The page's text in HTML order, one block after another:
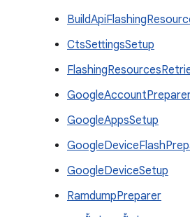
CtsSettingsSetup
GoogleAppsSetup
GoogleDeviceSetup
RamdumpPreparer